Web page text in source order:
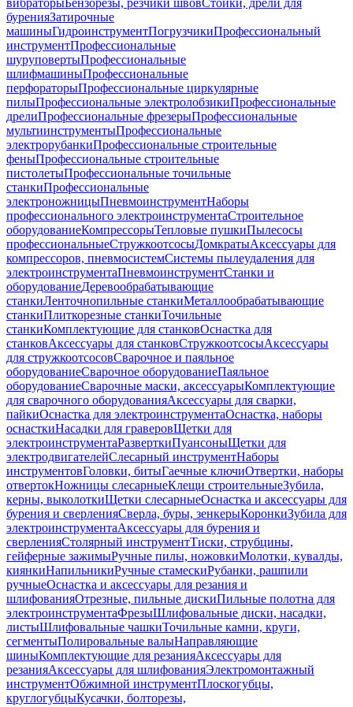
вибраторыБензорезы, резчики швовСтойки, дрели для
буренияЗатирочные
машиныГидроинструментПогрузчикиПрофессиональный
инструментПрофессиональные
шуруповертыПрофессиональные
шлифмашиныПрофессиональные
перфораторыПрофессиональные циркулярные
пилыПрофессиональные электролобзикиПрофессиональные
дрелиПрофессиональные фрезерыПрофессиональные
мультиинструментыПрофессиональные
электрорубанкиПрофессиональные строительные
феныПрофессиональные строительные
пистолетыПрофессиональные точильные
станкиПрофессиональные
электроножницыПневмоинструментНаборы
профессионального электроинструментаСтроительное
оборудованиеКомпрессорыТепловые пушкиПылесосы
профессиональныеСтружкоотсосыДомкратыАксессуары для
компрессоров, пневмосистемСистемы пылеудаления для
электроинструментаПневмоинструментСтанки и
оборудованиеДеревообрабатывающие
станкиЛенточнопильные станкиМеталлообрабатывающие
станкиПлиткорезные станкиТочильные
станкиКомплектующие для станковОснастка для
станковАксессуары для станковСтружкоотсосыАксессуары
для стружкоотсосовСварочное и паяльное
оборудованиеСварочное оборудованиеПаяльное
оборудованиеСварочные маски, аксессуарыКомплектующие
для сварочного оборудованияАксессуары для сварки,
пайкиОснастка для электроинструментаОснастка, наборы
оснасткиНасадки для граверовЩетки для
электроинструментаРазверткиПуансоныЩетки для
электродвигателейСлесарный инструментНаборы
инструментовГоловки, битыГаечные ключиОтвертки, наборы
отвертокНожницы слесарныеКлещи строительныеЗубила,
керны, выколоткиЩетки слесарныеОснастка и аксессуары для
бурения и сверленияСверла, буры, зенкерыКоронкиЗубила для
электроинструментаАксессуары для бурения и
сверленияСтолярный инструментТиски, струбцины,
гейферные зажимыРучные пилы, ножовкиМолотки, кувалды,
киянкиНапильникиРучные стамескиРубанки, рашпили
ручныеОснастка и аксессуары для резания и
шлифованияОтрезные, пильные дискиПильные полотна для
электроинструментаФрезыШлифовальные диски, насадки,
листыШлифовальные чашкиТочильные камни, круги,
сегментыПолировальные валыНаправляющие
шиныКомплектующие для резанияАксессуары для
резанияАксессуары для шлифованияЭлектромонтажный
инструментОбжимной инструментПлоскогубцы,
круглогубцыКусачки, болторезы,